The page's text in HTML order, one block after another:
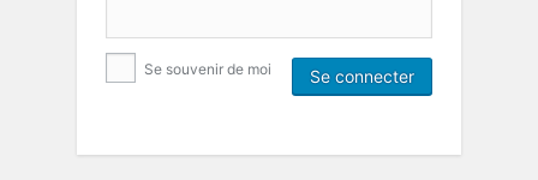
Se souvenir de moi